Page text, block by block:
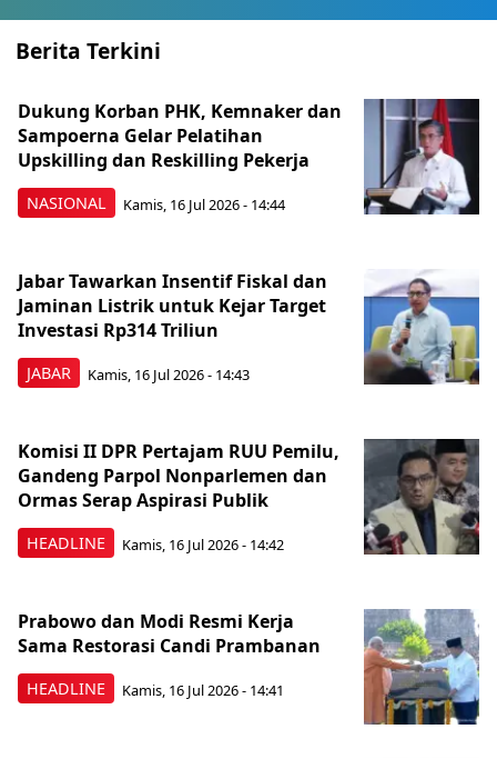
Berita Terkini
NASIONAL
Dukung Korban PHK, Kemnaker dan
Sampoerna Gelar Pelatihan
Upskilling dan Reskilling Pekerja
Kamis, 16 Jul 2026 - 14:44
JABAR
Jabar Tawarkan Insentif Fiskal dan
Jaminan Listrik untuk Kejar Target
Investasi Rp314 Triliun
Kamis, 16 Jul 2026 - 14:43
HEADLINE
Komisi II DPR Pertajam RUU Pemilu,
Gandeng Parpol Nonparlemen dan
Ormas Serap Aspirasi Publik
Kamis, 16 Jul 2026 - 14:42
HEADLINE
Prabowo dan Modi Resmi Kerja
Sama Restorasi Candi Prambanan
Kamis, 16 Jul 2026 - 14:41